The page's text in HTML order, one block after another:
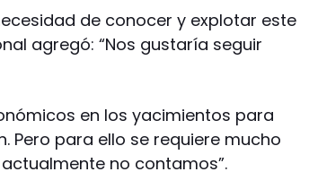
de conocer y explotar este
agregó: “Nos gustaría seguir
en los yacimientos para
Pero para ello se requiere mucho
no contamos”.